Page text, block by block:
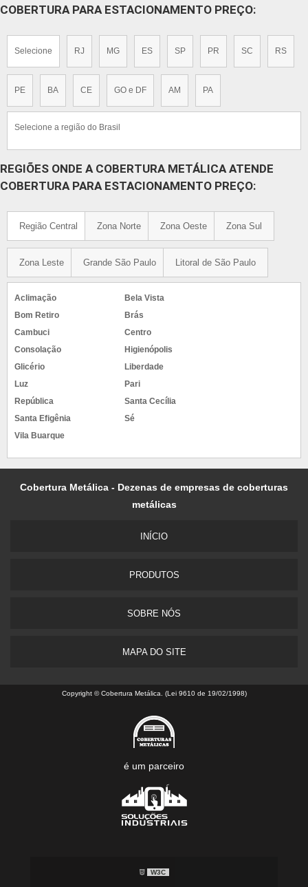
COBERTURA PARA ESTACIONAMENTO PREÇO:
Selecione RJ MG ES SP PR SC RS
PE BA CE GO e DF AM PA
Selecione a região do Brasil
REGIÕES ONDE A COBERTURA METÁLICA ATENDE
COBERTURA PARA ESTACIONAMENTO PREÇO:
Região Central Zona Norte Zona Oeste Zona Sul
Zona Leste Grande São Paulo Litoral de São Paulo
Aclimação
Bela Vista
Bom Retiro
Brás
Cambuci
Centro
Consolação
Higienópolis
Glicério
Liberdade
Luz
Pari
República
Santa Cecília
Santa Efigênia
Sé
Vila Buarque
Cobertura Metálica - Dezenas de empresas de coberturas
metálicas
INÍCIO
PRODUTOS
SOBRE NÓS
MAPA DO SITE
Copyright © Cobertura Metálica. (Lei 9610 de 19/02/1998)
é um parceiro
W3C